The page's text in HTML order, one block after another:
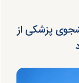
پزشکی از